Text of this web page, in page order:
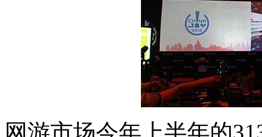
网游市场今年上半年的